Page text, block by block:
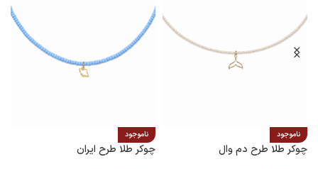
ناموجود
چوکر طلا طرح دم وال
ناموجود
چوکر طلا طرح ایران